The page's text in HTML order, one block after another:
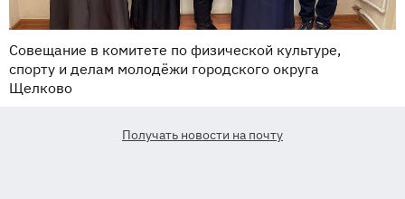
Совещание в комитете по физической культуре,
спорту и делам молодёжи городского округа
Щелково
Получать новости на почту